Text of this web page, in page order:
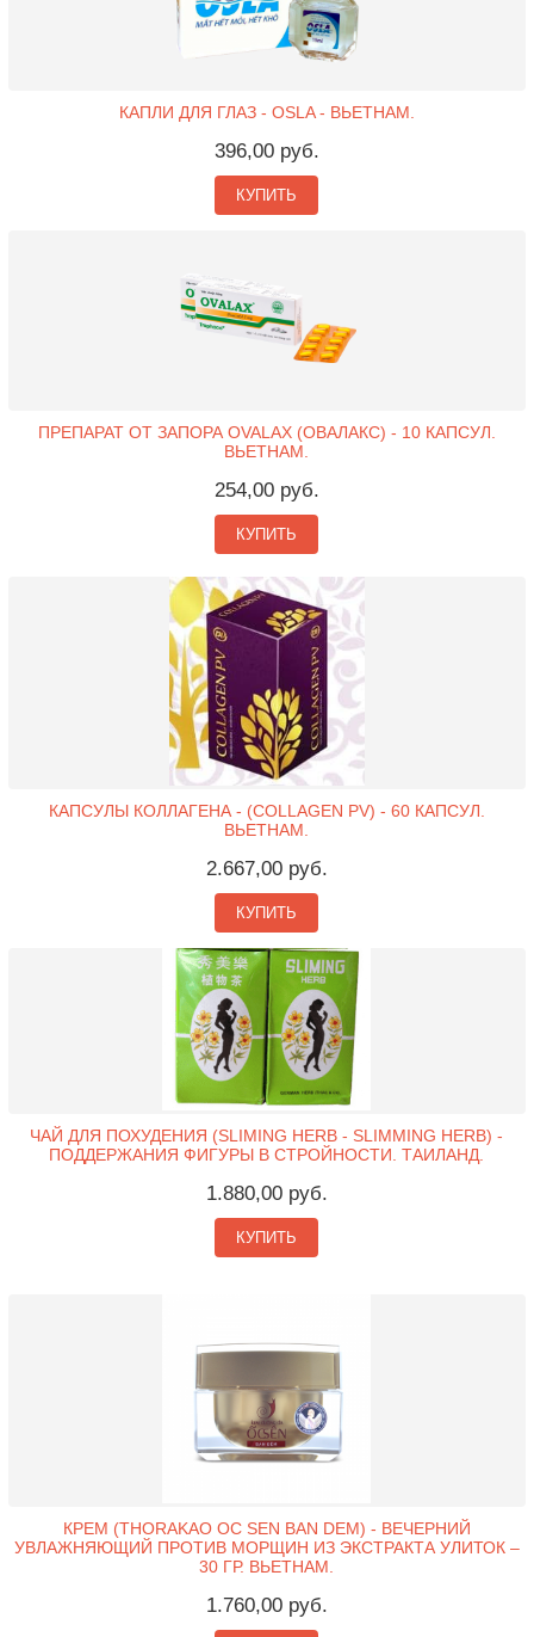
КАПЛИ ДЛЯ ГЛАЗ - OSLA - ВЬЕТНАМ.
396,00 руб.
КУПИТЬ
ПРЕПАРАТ ОТ ЗАПОРА OVALAX (ОВАЛАКС) - 10 КАПСУЛ.
ВЬЕТНАМ.
254,00 руб.
КУПИТЬ
КАПСУЛЫ КОЛЛАГЕНА - (COLLAGEN PV) - 60 КАПСУЛ.
ВЬЕТНАМ.
2.667,00 руб.
КУПИТЬ
ЧАЙ ДЛЯ ПОХУДЕНИЯ (SLIMING HERB - SLIMMING HERB) -
ПОДДЕРЖАНИЯ ФИГУРЫ В СТРОЙНОСТИ. ТАИЛАНД.
1.880,00 руб.
КУПИТЬ
КРЕМ (THORAKAO OC SEN BAN DEM) - ВЕЧЕРНИЙ
УВЛАЖНЯЮЩИЙ ПРОТИВ МОРЩИН ИЗ ЭКСТРАКТА УЛИТОК –
30 ГР. ВЬЕТНАМ.
1.760,00 руб.